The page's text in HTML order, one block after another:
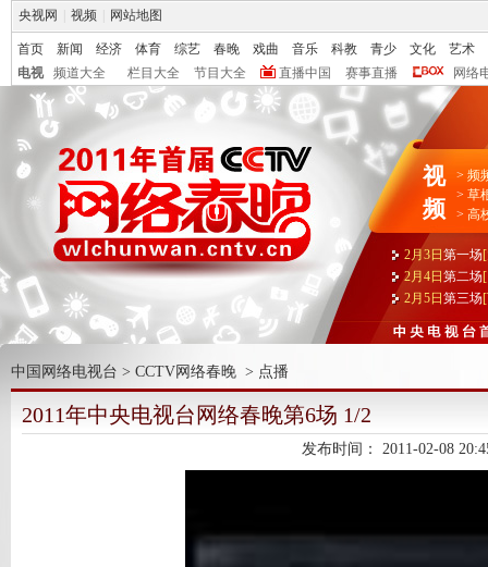
央视网 视频 网站地图
首页 新闻 经济 体育 综艺 春晚 戏曲 音乐 科教 青少 文化
艺术
电视
频道大全 栏目大全 节目大全 直播中国 赛事直播 网络
视
频
> 频
> 草
> 高
2月3日 第一场
2月4日 第二场
2月5日 第三场
中国网络电视台 > CCTV网络春晚 > 点播
2011年中央电视台网络春晚第6场 1/2
发布时间： 2011-02-08